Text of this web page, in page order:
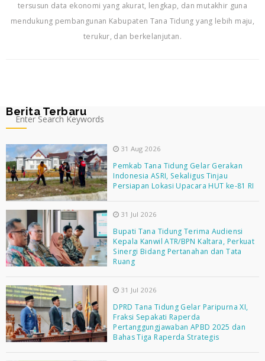
tersusun data ekonomi yang akurat, lengkap, dan mutakhir guna
mendukung pembangunan Kabupaten Tana Tidung yang lebih maju,
terukur, dan berkelanjutan.
Berita Terbaru
31 Aug 2026
Pemkab Tana Tidung Gelar Gerakan
Indonesia ASRI, Sekaligus Tinjau
Persiapan Lokasi Upacara HUT ke-81 RI
31 Jul 2026
Bupati Tana Tidung Terima Audiensi
Kepala Kanwil ATR/BPN Kaltara, Perkuat
Sinergi Bidang Pertanahan dan Tata
Ruang
31 Jul 2026
DPRD Tana Tidung Gelar Paripurna XI,
Fraksi Sepakati Raperda
Pertanggungjawaban APBD 2025 dan
Bahas Tiga Raperda Strategis